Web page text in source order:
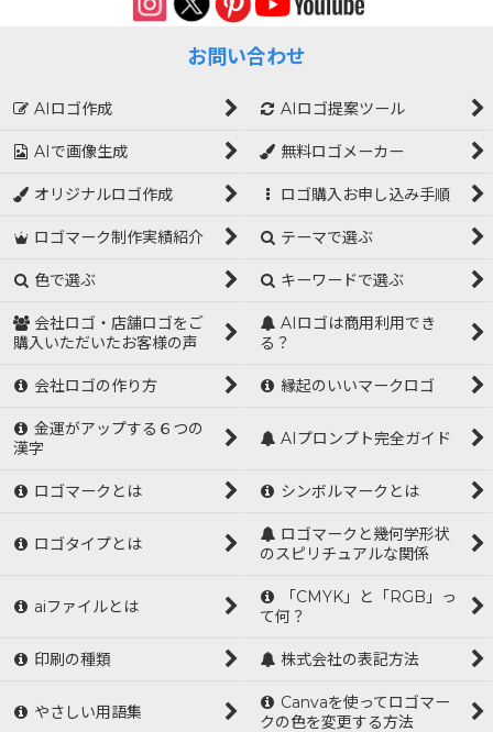
お問い合わせ
AIロゴ作成 AIロゴ提案ツール
AIで画像生成 無料ロゴメーカー
オリジナルロゴ作成 ロゴ購入お申し込み手順
ロゴマーク制作実績紹介 テーマで選ぶ
色で選ぶ キーワードで選ぶ
会社ロゴ・店舗ロゴをご
購入いただいたお客様の声
AIロゴは商用利用でき
る？
会社ロゴの作り方 縁起のいいマークロゴ
金運がアップする６つの
漢字
AIプロンプト完全ガイド
ロゴマークとは シンボルマークとは
ロゴタイプとは
ロゴマークと幾何学形状
のスピリチュアルな関係
aiファイルとは
「CMYK」と「RGB」っ
て何？
印刷の種類 株式会社の表記方法
やさしい用語集
Canvaを使ってロゴマー
クの色を変更する方法